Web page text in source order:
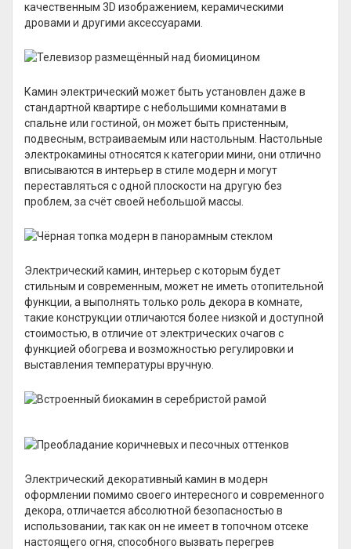
качественным 3D изображением, керамическими
дровами и другими аксессуарами.
Камин электрический может быть установлен даже в
стандартной квартире с небольшими комнатами в
спальне или гостиной, он может быть пристенным,
подвесным, встраиваемым или настольным. Настольные
электрокамины относятся к категории мини, они отлично
вписываются в интерьер в стиле модерн и могут
переставляться с одной плоскости на другую без
проблем, за счёт своей небольшой массы.
Электрический камин, интерьер с которым будет
стильным и современным, может не иметь отопительной
функции, а выполнять только роль декора в комнате,
такие конструкции отличаются более низкой и доступной
стоимостью, в отличие от электрических очагов с
функцией обогрева и возможностью регулировки и
выставления температуры вручную.
Электрический декоративный камин в модерн
оформлении помимо своего интересного и современного
декора, отличается абсолютной безопасностью в
использовании, так как он не имеет в топочном отсеке
настоящего огня, способного вызвать перегрев